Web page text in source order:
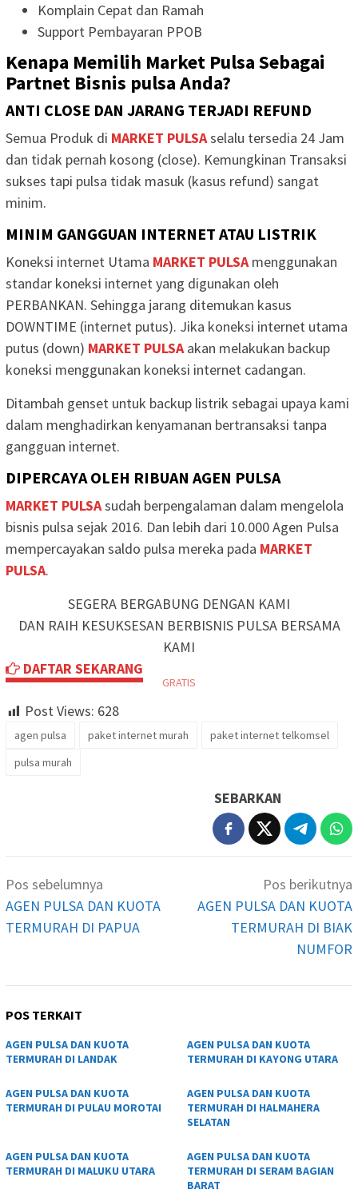
Komplain Cepat dan Ramah
Support Pembayaran PPOB
Kenapa Memilih Market Pulsa Sebagai
Partnet Bisnis pulsa Anda?
ANTI CLOSE DAN JARANG TERJADI REFUND
Semua Produk di MARKET PULSAselalu tersedia 24 Jam
dan tidak pernah kosong (close). Kemungkinan Transaksi
sukses tapi pulsa tidak masuk (kasus refund) sangat
minim.
MINIM GANGGUAN INTERNET ATAU LISTRIK
Koneksi internet Utama MARKET PULSAmenggunakan
standar koneksi internet yang digunakan oleh
PERBANKAN. Sehingga jarang ditemukan kasus
DOWNTIME (internet putus). Jika koneksi internet utama
putus (down) MARKET PULSAakan melakukan backup
koneksi menggunakan koneksi internet cadangan.
Ditambah genset untuk backup listrik sebagai upaya kami
dalam menghadirkan kenyamanan bertransaksi tanpa
gangguan internet.
DIPERCAYA OLEH RIBUAN AGEN PULSA
MARKET PULSAsudah berpengalaman dalam mengelola
bisnis pulsa sejak 2016. Dan lebih dari 10.000 Agen Pulsa
mempercayakan saldo pulsa mereka pada MARKET
PULSA.
SEGERA BERGABUNG DENGAN KAMI
DAN RAIH KESUKSESAN BERBISNIS PULSA BERSAMA
KAMI
DAFTAR SEKARANG
GRATIS
Post Views: 628
agen pulsa paket internet murah
paket internet telkomsel
pulsa murah
SEBARKAN
Navigasi
pos
Pos sebelumnya
AGEN PULSA DAN KUOTA
TERMURAH DI PAPUA
Pos berikutnya
AGEN PULSA DAN KUOTA
TERMURAH DI BIAK
NUMFOR
POS TERKAIT
AGEN PULSA DAN KUOTA
TERMURAH DI LANDAK
AGEN PULSA DAN KUOTA
TERMURAH DI KAYONG UTARA
AGEN PULSA DAN KUOTA
TERMURAH DI PULAU MOROTAI
AGEN PULSA DAN KUOTA
TERMURAH DI HALMAHERA
SELATAN
AGEN PULSA DAN KUOTA
TERMURAH DI MALUKU UTARA
AGEN PULSA DAN KUOTA
TERMURAH DI SERAM BAGIAN
BARAT